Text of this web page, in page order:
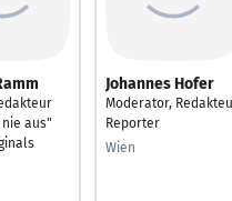
aus"
Johannes Hofer
Moderator,
Reporter
Wien